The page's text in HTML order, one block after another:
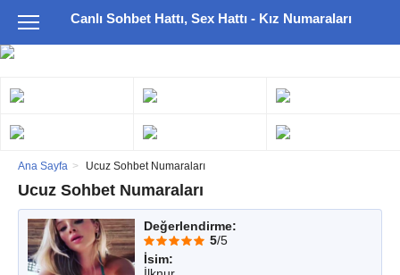
Canlı Sohbet Hattı, Sex Hattı - Kız Numaraları
Ana Sayfa Ucuz Sohbet Numaraları
Ucuz Sohbet Numaraları
Değerlendirme:
5/5
İsim: